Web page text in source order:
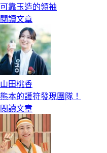
可靠玉造的領袖
閱讀文章
山田桃香
熊本的護符發現團隊！
閱讀文章